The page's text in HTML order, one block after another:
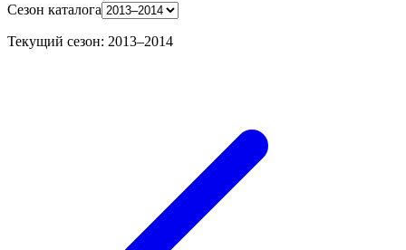
Сезон каталога
Текущий сезон: 2013–2014